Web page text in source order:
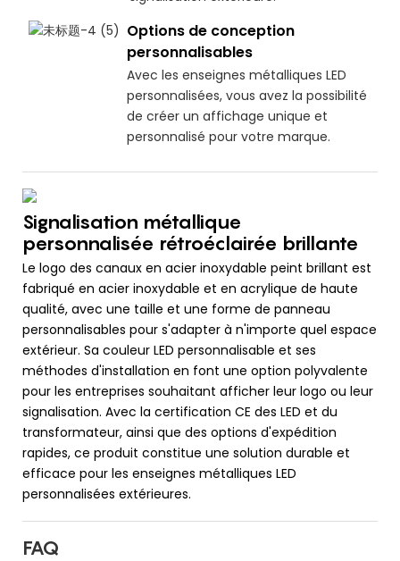
Options de conception
personnalisables
Avec les enseignes métalliques LED
personnalisées, vous avez la possibilité
de créer un affichage unique et
personnalisé pour votre marque.
Signalisation métallique
personnalisée rétroéclairée brillante
Le logo des canaux en acier inoxydable peint brillant est
fabriqué en acier inoxydable et en acrylique de haute
qualité, avec une taille et une forme de panneau
personnalisables pour s'adapter à n'importe quel espace
extérieur. Sa couleur LED personnalisable et ses
méthodes d'installation en font une option polyvalente
pour les entreprises souhaitant afficher leur logo ou leur
signalisation. Avec la certification CE des LED et du
transformateur, ainsi que des options d'expédition
rapides, ce produit constitue une solution durable et
efficace pour les enseignes métalliques LED
personnalisées extérieures.
FAQ